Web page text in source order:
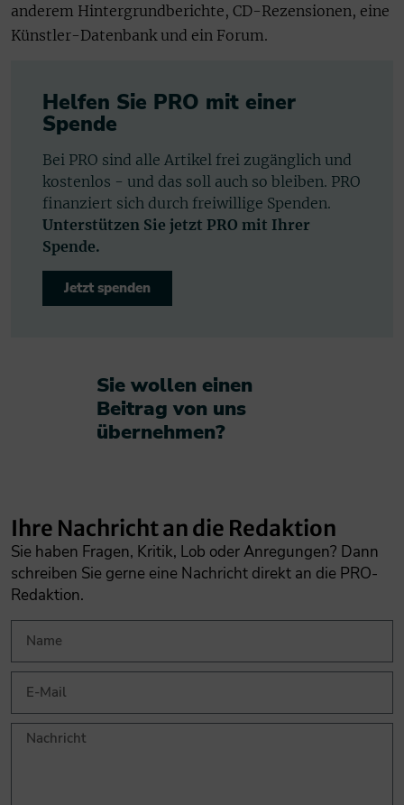
anderem Hintergrundberichte, CD-Rezensionen, eine
Künstler-Datenbank und ein Forum.
Helfen Sie PRO mit einer
Spende
Bei PRO sind alle Artikel frei zugänglich und
kostenlos - und das soll auch so bleiben. PRO
finanziert sich durch freiwillige Spenden.
Unterstützen Sie jetzt PRO mit Ihrer
Spende.
Jetzt spenden
Sie wollen einen
Beitrag von uns
übernehmen?​
Ihre Nachricht an die Redaktion
Sie haben Fragen, Kritik, Lob oder Anregungen? Dann
schreiben Sie gerne eine Nachricht direkt an die PRO-
Redaktion.